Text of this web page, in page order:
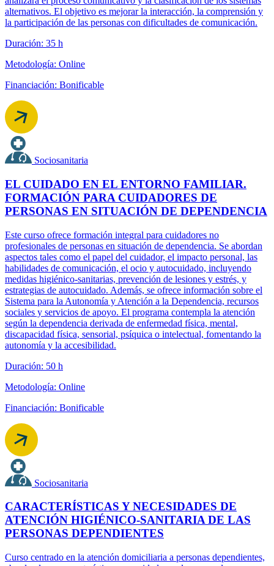
alternativos. El objetivo es mejorar la interacción, la comprensión y
la participación de las personas con dificultades de comunicación.
Duración: 35 h
Metodología: Online
Financiación: Bonificable
Sociosanitaria
EL CUIDADO EN EL ENTORNO FAMILIAR.
FORMACIÓN PARA CUIDADORES DE
PERSONAS EN SITUACIÓN DE DEPENDENCIA
Este curso ofrece formación integral para cuidadores no
profesionales de personas en situación de dependencia. Se abordan
aspectos tales como el papel del cuidador, el impacto personal, las
habilidades de comunicación, el ocio y autocuidado, incluyendo
medidas higiénico-sanitarias, prevención de lesiones y estrés, y
estrategias de autocuidado. Además, se ofrece información sobre el
Sistema para la Autonomía y Atención a la Dependencia, recursos
sociales y servicios de apoyo. El programa contempla la atención
según la dependencia derivada de enfermedad física, mental,
discapacidad física, sensorial, psíquica o intelectual, fomentando la
autonomía y la accesibilidad.
Duración: 50 h
Metodología: Online
Financiación: Bonificable
Sociosanitaria
CARACTERÍSTICAS Y NECESIDADES DE
ATENCIÓN HIGIÉNICO-SANITARIA DE LAS
PERSONAS DEPENDIENTES
Curso centrado en la atención domiciliaria a personas dependientes,